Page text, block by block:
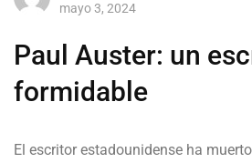
mayo 3, 2024
Paul Auster: un
formidable
El escritor estadounidense ha